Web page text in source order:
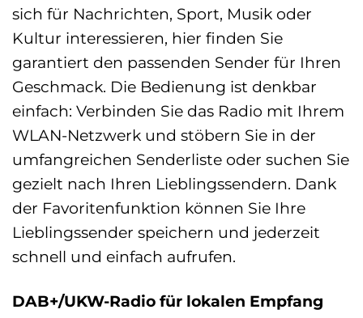
sich für Nachrichten, Sport, Musik oder
Kultur interessieren, hier finden Sie
garantiert den passenden Sender für Ihren
Geschmack. Die Bedienung ist denkbar
einfach: Verbinden Sie das Radio mit Ihrem
WLAN-Netzwerk und stöbern Sie in der
umfangreichen Senderliste oder suchen Sie
gezielt nach Ihren Lieblingssendern. Dank
der Favoritenfunktion können Sie Ihre
Lieblingssender speichern und jederzeit
schnell und einfach aufrufen.
DAB+/UKW-Radio für lokalen Empfang